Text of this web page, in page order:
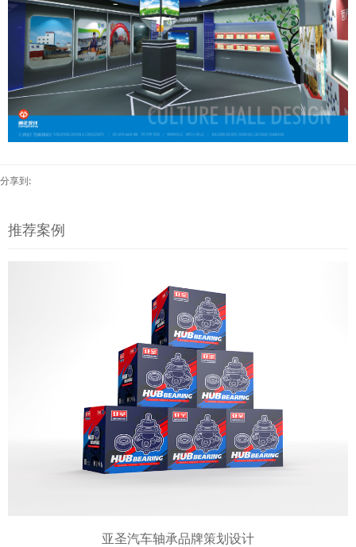
分享到:
推荐案例
亚圣汽车轴承品牌策划设计